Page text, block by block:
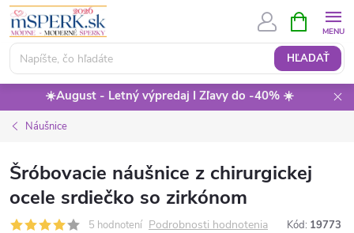
Prejsť
obsah
HĽADAŤ
KOŠÍK
☀️August - Letný výpredaj I Zľavy do -40% ☀️
Náušnice
Šróbovacie náušnice z chirurgickej
ocele srdiečko so zirkónom
5 hodnotení Podrobnosti hodnotenia Kód: 19773